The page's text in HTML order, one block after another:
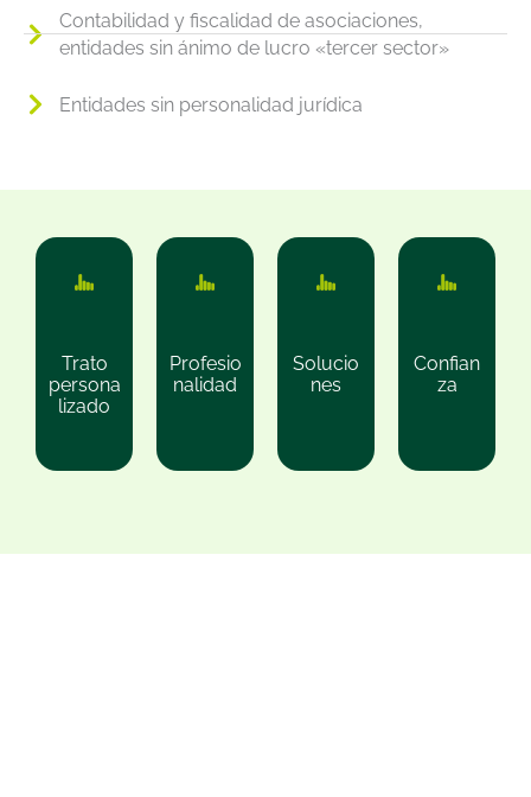
Contabilidad y fiscalidad de asociaciones,
entidades sin ánimo de lucro «tercer sector»
Entidades sin personalidad jurídica
Trato
persona
lizado
Profesio
nalidad
Solucio
nes
Confian
za